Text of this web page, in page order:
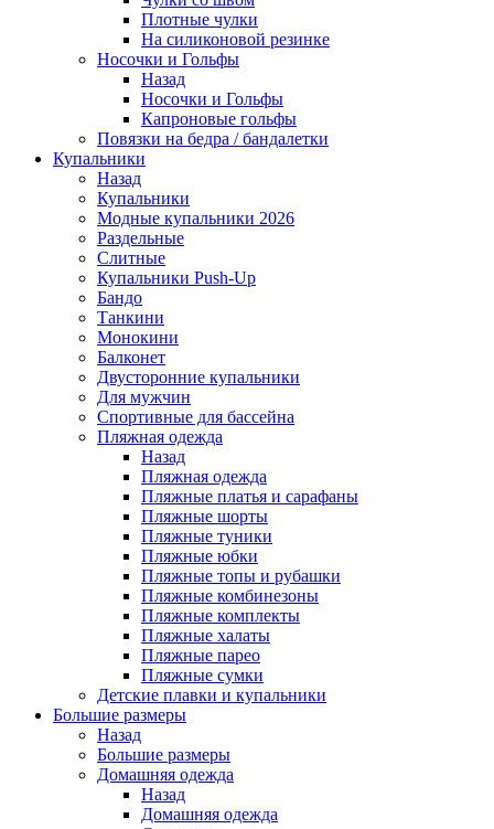
Плотные чулки
На силиконовой резинке
Носочки и Гольфы
Назад
Носочки и Гольфы
Капроновые гольфы
Повязки на бедра / бандалетки
Купальники
Назад
Купальники
Модные купальники 2026
Раздельные
Слитные
Купальники Push-Up
Бандо
Танкини
Монокини
Балконет
Двусторонние купальники
Для мужчин
Спортивные для бассейна
Пляжная одежда
Назад
Пляжная одежда
Пляжные платья и сарафаны
Пляжные шорты
Пляжные туники
Пляжные юбки
Пляжные топы и рубашки
Пляжные комбинезоны
Пляжные комплекты
Пляжные халаты
Пляжные парео
Пляжные сумки
Детские плавки и купальники
Большие размеры
Назад
Большие размеры
Домашняя одежда
Назад
Домашняя одежда